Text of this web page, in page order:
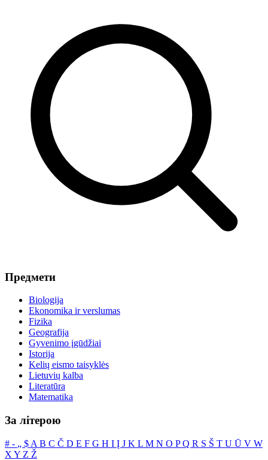
Предмети
Biologija
Ekonomika ir verslumas
Fizika
Geografija
Gyvenimo įgūdžiai
Istorija
Kelių eismo taisyklės
Lietuvių kalba
Literatūra
Matematika
За літерою
# ‐ „ $ A B C Č D E F G H I Į J K L M N O PQ R S Š T U Ū V W
X Y Z Ž